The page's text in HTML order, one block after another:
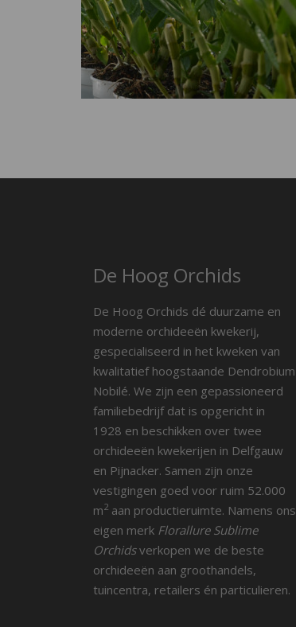
De Hoog Orchids
De Hoog Orchids dé duurzame en
moderne orchideeën kwekerij,
gespecialiseerd in het kweken van
kwalitatief hoogstaande Dendrobium
Nobilé. We zijn een gepassioneerd
familiebedrijf dat is opgericht in
1928 en beschikken over twee
orchideeën kwekerijen in Delfgauw
en Pijnacker. Samen zijn onze
vestigingen goed voor ruim 52.000
m2 aan productieruimte. Namens ons
eigen merk Florallure Sublime
Orchidsverkopen we de beste
orchideeën aan groothandels,
tuincentra, retailers én particulieren.